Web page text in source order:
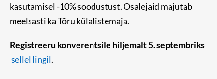
kasutamisel -10% soodustust. Osalejaid majutab
meelsasti ka Tõru külalistemaja.
Registreeru konverentsile hiljemalt 5. septembriks
sellel lingil.